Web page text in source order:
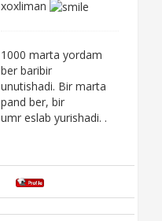
xoxliman
1000 marta yordam
ber baribir
unutishadi. Bir marta
pand ber, bir
umr eslab yurishadi. .